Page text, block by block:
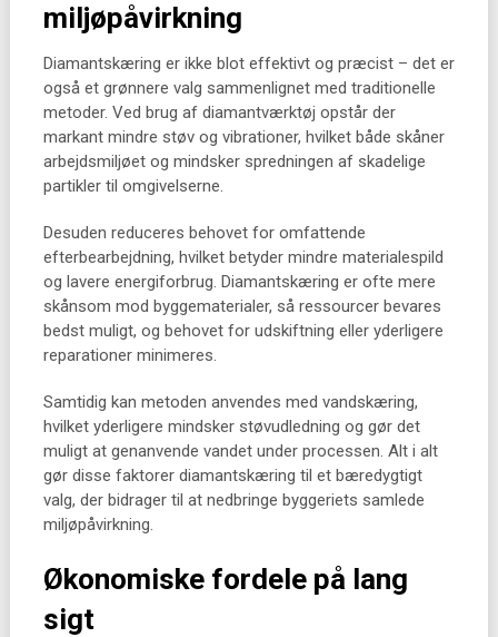
miljøpåvirkning
Diamantskæring er ikke blot effektivt og præcist – det er
også et grønnere valg sammenlignet med traditionelle
metoder. Ved brug af diamantværktøj opstår der
markant mindre støv og vibrationer, hvilket både skåner
arbejdsmiljøet og mindsker spredningen af skadelige
partikler til omgivelserne.
Desuden reduceres behovet for omfattende
efterbearbejdning, hvilket betyder mindre materialespild
og lavere energiforbrug. Diamantskæring er ofte mere
skånsom mod byggematerialer, så ressourcer bevares
bedst muligt, og behovet for udskiftning eller yderligere
reparationer minimeres.
Samtidig kan metoden anvendes med vandskæring,
hvilket yderligere mindsker støvudledning og gør det
muligt at genanvende vandet under processen. Alt i alt
gør disse faktorer diamantskæring til et bæredygtigt
valg, der bidrager til at nedbringe byggeriets samlede
miljøpåvirkning.
Økonomiske fordele på lang
sigt